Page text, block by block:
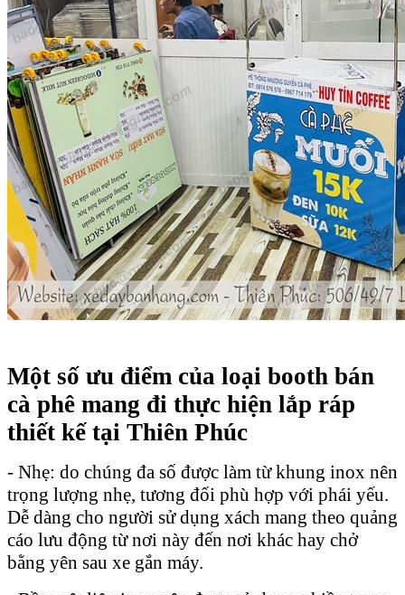
Một số ưu điểm của loại booth bán
cà phê mang đi thực hiện lắp ráp
thiết kế tại Thiên Phúc
- Nhẹ: do chúng đa số được làm từ khung inox nên
trọng lượng nhẹ, tương đối phù hợp với phái yếu.
Dễ dàng cho người sử dụng xách mang theo quảng
cáo lưu động từ nơi này đến nơi khác hay chở
bằng yên sau xe gắn máy.